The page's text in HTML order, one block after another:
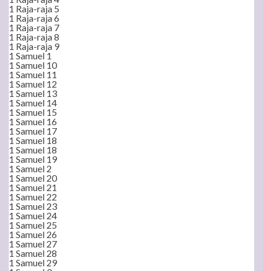
1 Raja-raja 5
1 Raja-raja 6
1 Raja-raja 7
1 Raja-raja 8
1 Raja-raja 9
1 Samuel 1
1 Samuel 10
1 Samuel 11
1 Samuel 12
1 Samuel 13
1 Samuel 14
1 Samuel 15
1 Samuel 16
1 Samuel 17
1 Samuel 18
1 Samuel 18
1 Samuel 19
1 Samuel 2
1 Samuel 20
1 Samuel 21
1 Samuel 22
1 Samuel 23
1 Samuel 24
1 Samuel 25
1 Samuel 26
1 Samuel 27
1 Samuel 28
1 Samuel 29